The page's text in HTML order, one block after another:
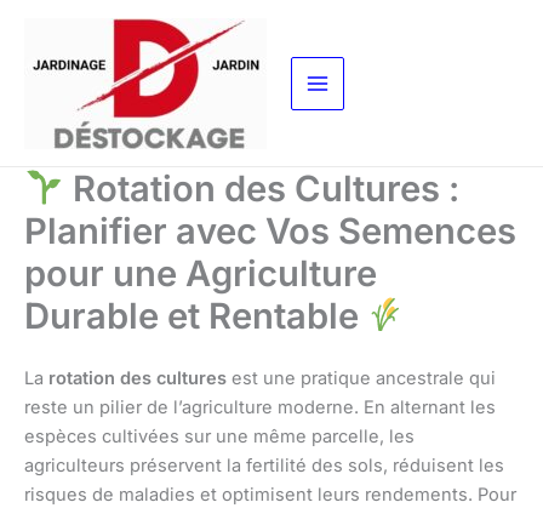
contenu
Rotation des Cultures :
Planifier avec Vos Semences
pour une Agriculture
Durable et Rentable
La rotation des cultures est une pratique ancestrale qui
reste un pilier de l’agriculture moderne. En alternant les
espèces cultivées sur une même parcelle, les
agriculteurs préservent la fertilité des sols, réduisent les
risques de maladies et optimisent leurs rendements. Pour